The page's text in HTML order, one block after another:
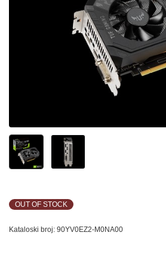
OUT OF STOCK
Kataloski broj: 90YV0EZ2-M0NA00